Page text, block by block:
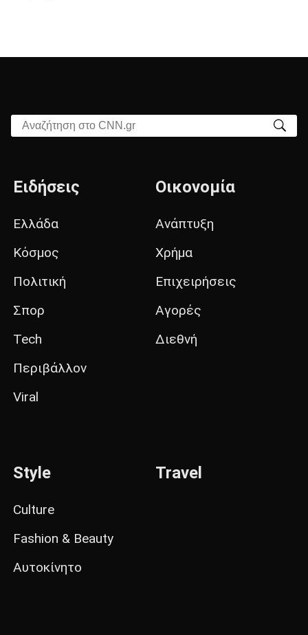
Αναζήτηση στο CNN.gr
Ειδήσεις
Ελλάδα
Κόσμος
Πολιτική
Σπορ
Tech
Περιβάλλον
Viral
Οικονομία
Ανάπτυξη
Χρήμα
Επιχειρήσεις
Αγορές
Διεθνή
Style
Culture
Fashion & Beauty
Αυτοκίνητο
Travel